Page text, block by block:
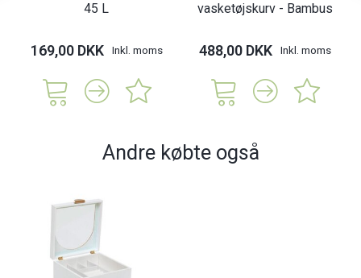
45 L
169,00 DKK Inkl. moms
vasketøjskurv - Bambus
488,00 DKK Inkl. moms
Andre købte også